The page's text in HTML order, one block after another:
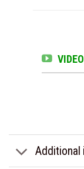
Additional